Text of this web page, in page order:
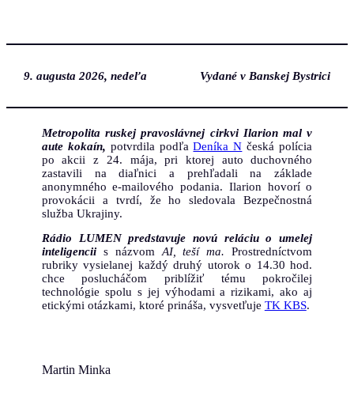
9. augusta 2026, nedeľa Vydané v Banskej Bystrici
Metropolita ruskej pravoslávnej cirkvi Ilarion mal v
aute kokaín, potvrdila podľaDeníka N česká polícia
po akcii z 24. mája, pri ktorej auto duchovného
zastavili na diaľnici a prehľadali na základe
anonymného e-mailového podania. Ilarion hovorí o
provokácii a tvrdí, že ho sledovala Bezpečnostná
služba Ukrajiny.
Rádio LUMEN predstavuje novú reláciu o umelej
inteligenciis názvomAI, teší ma.Prostredníctvom
rubriky vysielanej každý druhý utorok o 14.30 hod.
chce poslucháčom priblížiť tému pokročilej
technológie spolu s jej výhodami a rizikami, ako aj
etickými otázkami, ktoré prináša, vysvetľuje TK KBS.
Martin Minka